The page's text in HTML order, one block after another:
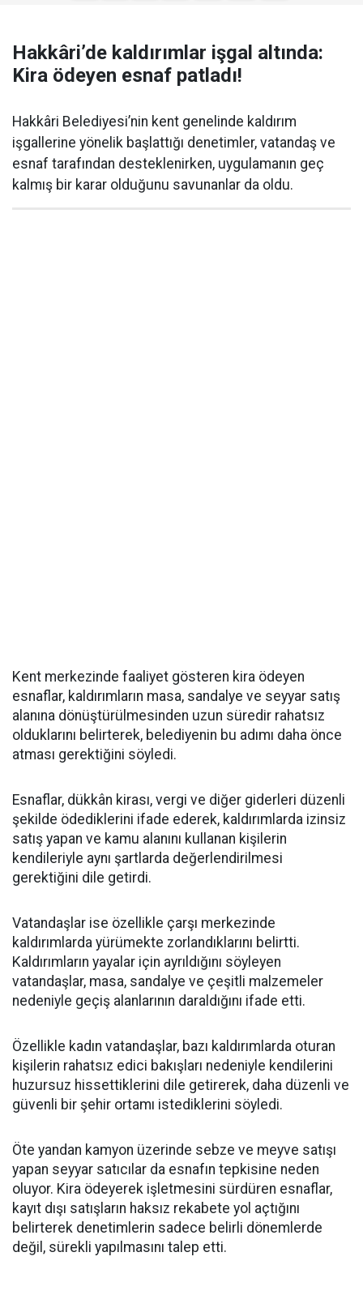
Hakkâri’de kaldırımlar işgal altında:
Kira ödeyen esnaf patladı!
Hakkâri Belediyesi’nin kent genelinde kaldırım
işgallerine yönelik başlattığı denetimler, vatandaş ve
esnaf tarafından desteklenirken, uygulamanın geç
kalmış bir karar olduğunu savunanlar da oldu.
Kent merkezinde faaliyet gösteren kira ödeyen
esnaflar, kaldırımların masa, sandalye ve seyyar satış
alanına dönüştürülmesinden uzun süredir rahatsız
olduklarını belirterek, belediyenin bu adımı daha önce
atması gerektiğini söyledi.
Esnaflar, dükkân kirası, vergi ve diğer giderleri düzenli
şekilde ödediklerini ifade ederek, kaldırımlarda izinsiz
satış yapan ve kamu alanını kullanan kişilerin
kendileriyle aynı şartlarda değerlendirilmesi
gerektiğini dile getirdi.
Vatandaşlar ise özellikle çarşı merkezinde
kaldırımlarda yürümekte zorlandıklarını belirtti.
Kaldırımların yayalar için ayrıldığını söyleyen
vatandaşlar, masa, sandalye ve çeşitli malzemeler
nedeniyle geçiş alanlarının daraldığını ifade etti.
Özellikle kadın vatandaşlar, bazı kaldırımlarda oturan
kişilerin rahatsız edici bakışları nedeniyle kendilerini
huzursuz hissettiklerini dile getirerek, daha düzenli ve
güvenli bir şehir ortamı istediklerini söyledi.
Öte yandan kamyon üzerinde sebze ve meyve satışı
yapan seyyar satıcılar da esnafın tepkisine neden
oluyor. Kira ödeyerek işletmesini sürdüren esnaflar,
kayıt dışı satışların haksız rekabete yol açtığını
belirterek denetimlerin sadece belirli dönemlerde
değil, sürekli yapılmasını talep etti.